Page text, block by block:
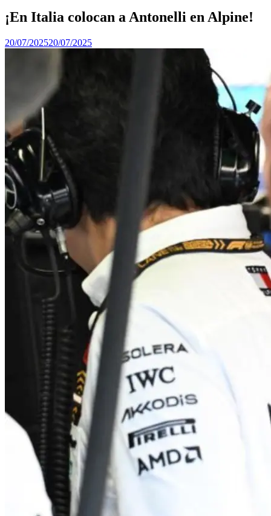
¡En Italia colocan a Antonelli en Alpine!
20/07/202520/07/2025